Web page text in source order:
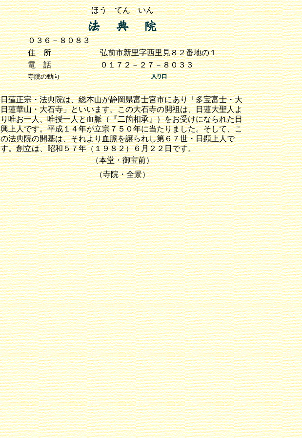
ほう てん いん
０３６－８０８３
住 所
弘前市新里字西里見８２番地の１
電 話
０１７２－２７－８０３３
寺院の動向
日蓮正宗・法典院は、総本山が静岡県富士宮市にあり「多宝富士・大
日蓮華山・大石寺」といいます。この大石寺の開祖は、日蓮大聖人よ
り唯お一人、唯授一人と血脈（『二箇相承』）をお受けになられた日
興上人です。平成１４年が立宗７５０年に当たりました。そして、こ
の法典院の開基は、それより血脈を譲られし第６７世・日顕上人で
す。創立は、昭和５７年（１９８２）６月２２日です。
（本堂・御宝前）
（寺院・全景）